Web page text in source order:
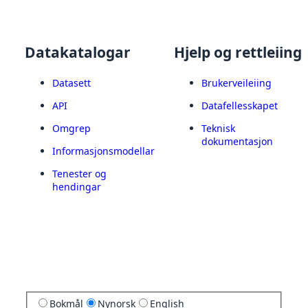
Datakatalogar
Datasett
API
Omgrep
Informasjonsmodellar
Tenester og
hendingar
Hjelp og rettleiing
Brukerveileiing
Datafellesskapet
Teknisk
dokumentasjon
Bokmål Nynorsk English